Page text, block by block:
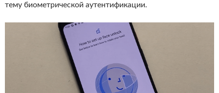
тему биометрической аутентификации.